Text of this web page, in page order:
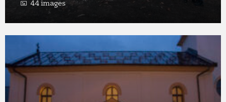
44 images